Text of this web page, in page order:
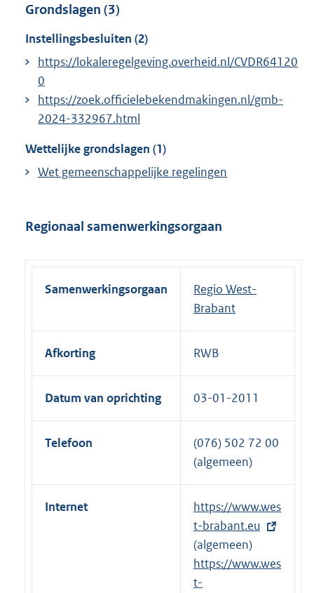
Grondslagen (3)
Instellingsbesluiten (2)
https://lokaleregelgeving.overheid.nl/CVDR64120
0
https://zoek.officielebekendmakingen.nl/gmb-
2024-332967.html
Wettelijke grondslagen (1)
Wet gemeenschappelijke regelingen
Regionaal samenwerkingsorgaan
Samenwerkingsorgaan
Regio West-
Brabant
Afkorting RWB
Datum van oprichting 03-01-2011
Telefoon
(076) 502 72 00
(algemeen)
Internet
E
x
t
e
r
https://www.wes
t-brabant.eu
(algemeen)
E
x
https://www.wes
t-